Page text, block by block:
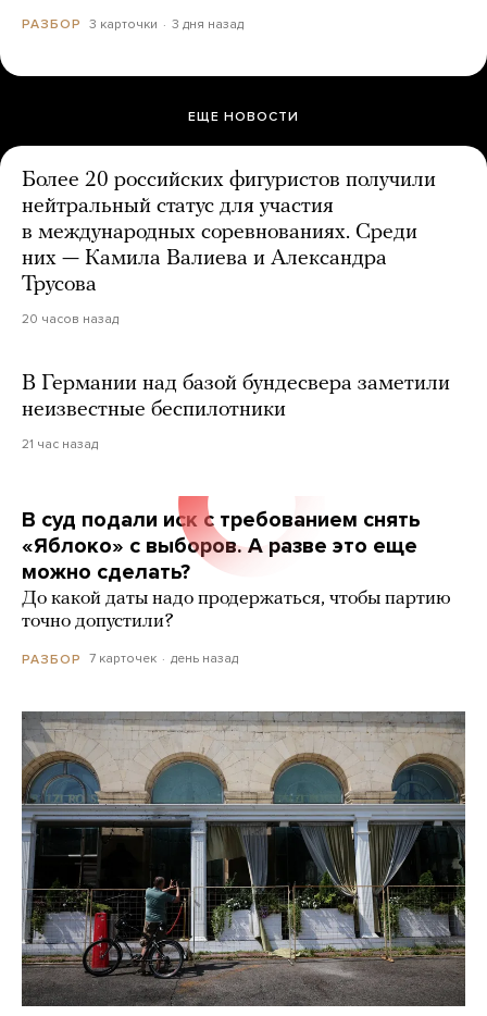
РАЗБОР 3 карточки 3 дня назад
ЕЩЕ НОВОСТИ
Более 20 российских фигуристов получили
нейтральный статус для участия
в международных соревнованиях. Среди
них — Камила Валиева и Александра
Трусова
20 часов назад
В Германии над базой бундесвера заметили
неизвестные беспилотники
21 час назад
В суд подали иск с требованием снять
«Яблоко» с выборов. А разве это еще
можно сделать?
До какой даты надо продержаться, чтобы партию
точно допустили?
РАЗБОР 7 карточек день назад